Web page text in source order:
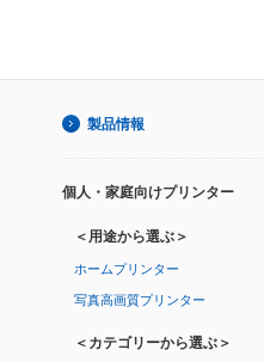
製品情報
個人・家庭向けプリンター
＜用途から選ぶ＞
ホームプリンター
写真高画質プリンター
＜カテゴリーから選ぶ＞